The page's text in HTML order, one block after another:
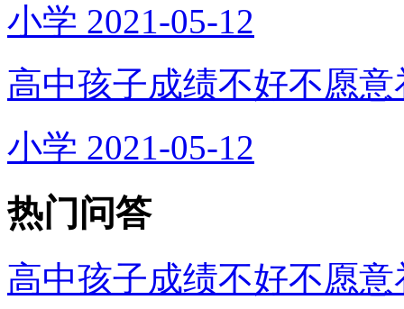
小学 2021-05-12
高中孩子成绩不好不愿
小学 2021-05-12
热门问答
高中孩子成绩不好不愿